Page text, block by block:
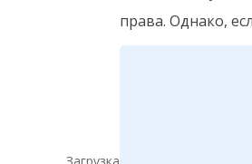
права. Однако,
Загрузка